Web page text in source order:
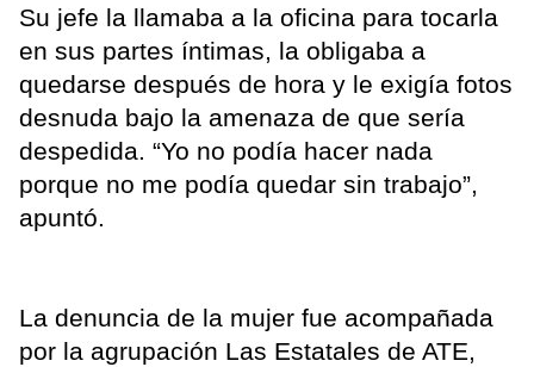
Su jefe la llamaba a la oficina para tocarla
en sus partes íntimas, la obligaba a
quedarse después de hora y le exigía fotos
desnuda bajo la amenaza de que sería
despedida. “Yo no podía hacer nada
porque no me podía quedar sin trabajo”,
apuntó.
La denuncia de la mujer fue acompañada
por la agrupación Las Estatales de ATE,